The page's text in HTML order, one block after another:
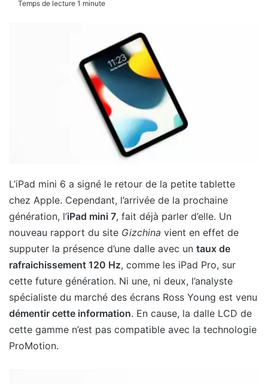
Temps de lecture 1 minute
L’iPad mini 6 a signé le retour de la petite tablette
chez Apple. Cependant, l’arrivée de la prochaine
génération, l’iPad mini 7, fait déjà parler d’elle. Un
nouveau rapport du site Gizchina vient en effet de
supputer la présence d’une dalle avec un taux de
rafraichissement 120 Hz, comme les iPad Pro, sur
cette future génération. Ni une, ni deux, l’analyste
spécialiste du marché des écrans Ross Young est venu
démentir cette information. En cause, la dalle LCD de
cette gamme n’est pas compatible avec la technologie
ProMotion.